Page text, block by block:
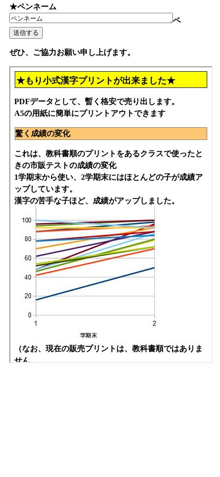
★ペンネーム
ペ
ぜひ、ご協力お願い申し上げます。